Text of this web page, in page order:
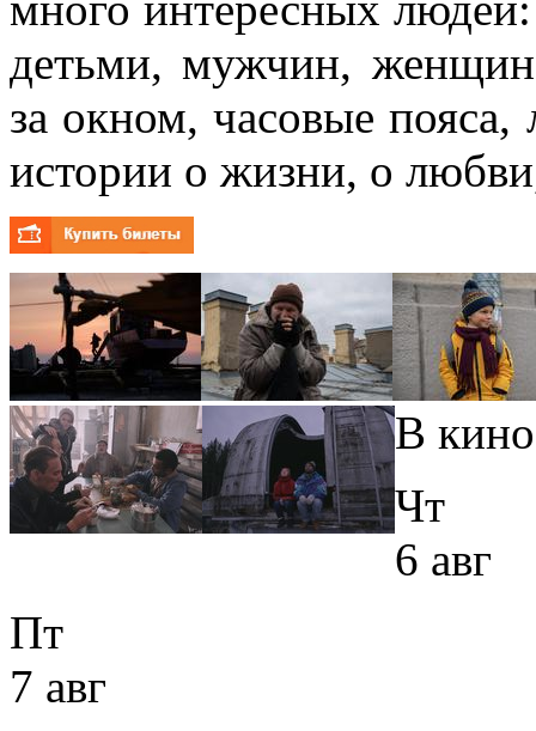
детьми, мужчин,
за окном, часовые
истории о жизни, о
В
Чт
6 авг
Пт
7 авг